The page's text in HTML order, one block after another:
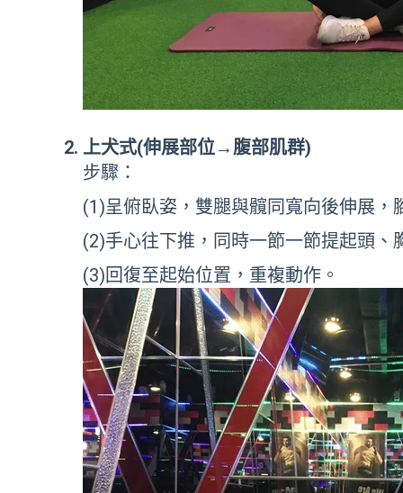
上犬式(伸展部位→腹部肌群)
步驟：
(1)呈俯臥姿，雙腿與髖同寬向後伸展
(2)手心往下推，同時一節一節提起頭
(3)回復至起始位置，重複動作。